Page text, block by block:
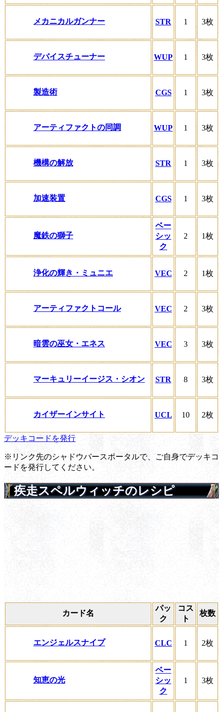
メカニカルガンナー STR 1 3枚
デバイスチューナー WUP 1 3枚
製造術 CGS 1 3枚
アーティファクトの同調 WUP 1 3枚
機構の解放 STR 1 3枚
加速装置 CGS 1 3枚
魔鉄の獅子
ベー
シッ
ク
2 1枚
浄化の輝き・ミュニエ VEC 2 1枚
アーティファクトコール VEC 2 3枚
暗雲の巫女・エネス VEC 3 3枚
マーキュリーイージス・シオン STR 8 3枚
カイザーインサイト UCL 10 2枚
デッキコードを発行
※リンク先のシャドウバースポータルで、ご自身でデッキコ
ードを発行してください。
疾走スペルウィッチのレシピ
カード名
パッ
ク
コス
ト
枚数
エンジェルスナイプ CLC 1 2枚
知恵の光
ベー
シッ
ク
1 3枚